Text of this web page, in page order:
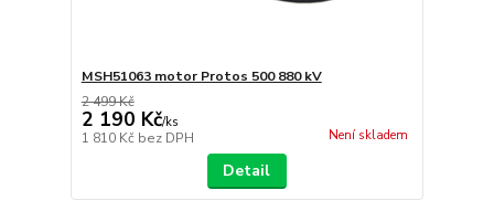
MSH51063 motor Protos 500 880 kV
2 499 Kč
2 190 Kč/ks
1 810 Kč bez DPH Není skladem
Detail